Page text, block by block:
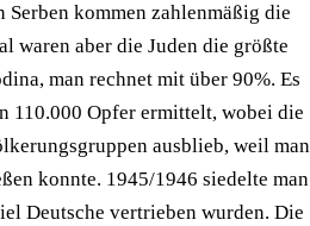
Serben kommen zahlenmäßig die
waren aber die Juden die größte
man rechnet mit über 90%. Es
110.000 Opfer ermittelt, wobei die
ausblieb, weil man
konnte. 1945/1946 siedelte man
Deutsche vertrieben wurden. Die